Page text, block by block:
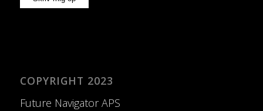
COPYRIGHT 2023
Future Navigator APS